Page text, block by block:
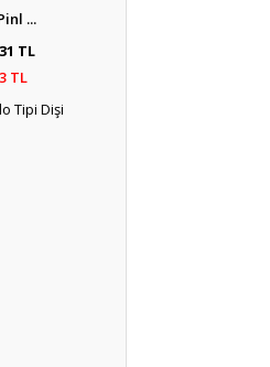
...
TL
TL